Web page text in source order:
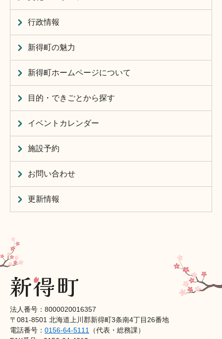
行政情報
新得町の魅力
新得町ホームページについて
目的・できごとから探す
イベントカレンダー
施設予約
お問い合わせ
更新情報
法人番号：8000020016357
〒081-8501 北海道上川郡新得町3条南4丁目26番地
電話番号： 0156-64-5111
（代表・総務課）